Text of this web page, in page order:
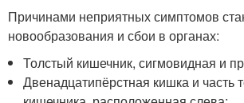
Причинами неприятных симптомов
новообразования и сбои в органах:
Толстый кишечник, сигмовидная и
Двенадцатипёрстная кишка и часть